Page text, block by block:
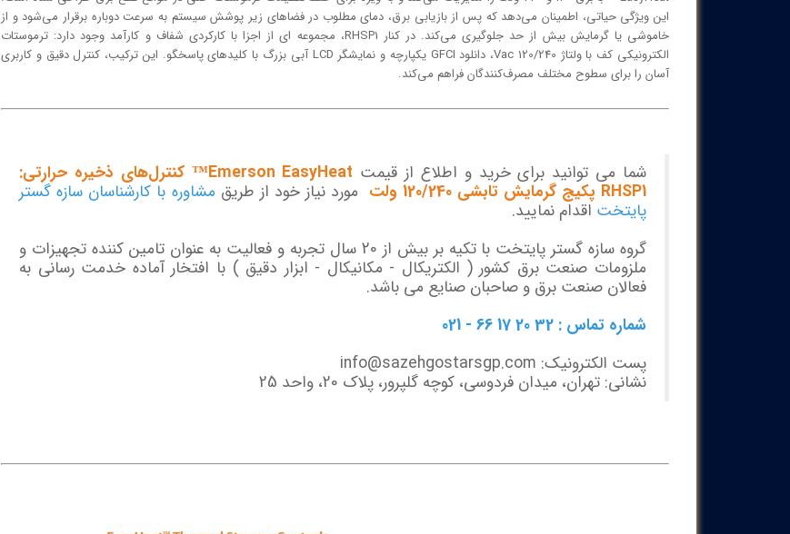
این ویژگی حیاتی، اطمینان می‌دهد که پس از بازیابی برق، دمای مطلوب در فضاهای زیر پوشش سیستم به سرعت دوباره برقرار می‌شود و از
خاموشی یا گرمایش بیش از حد جلوگیری می‌کند. در کنار RHSP1، مجموعه ای از اجزا با کارکردی شفاف و کارآمد وجود دارد: ترموستات
الکترونیکی کف با ولتاژ 120/240 Vac، دانلود GFCI یکپارچه و نمایشگر LCD آبی بزرگ با کلیدهای پاسخگو. این ترکیب، کنترل دقیق و کاربری
آسان را برای سطوح مختلف مصرف‌کنندگان فراهم می‌کند.
شما می توانید برای خرید و اطلاع از قیمت Emerson EasyHeat™ کنترل‌های ذخیره حرارتی:
RHSP1 پکیج گرمایش تابشی 120/240 ولت مورد نیاز خود از طریق مشاوره با کارشناسان سازه گستر
پایتخت اقدام نمایید.
گروه سازه گستر پایتخت با تکیه بر بیش از 20 سال تجربه و فعالیت به عنوان تامین کننده تجهیزات و
ملزومات صنعت برق کشور ( الکتریکال - مکانیکال - ابزار دقیق ) با افتخار آماده خدمت رسانی به
فعالان صنعت برق و صاحبان صنایع می باشد.
شماره تماس : 32 20 17 66 - 021
پست الکترونیک: info@sazehgostarsgp.com
نشانی: تهران، میدان فردوسی، کوچه گلپرور، پلاک 20، واحد 25